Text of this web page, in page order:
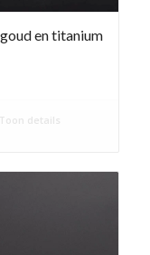
en titanium
Toon details